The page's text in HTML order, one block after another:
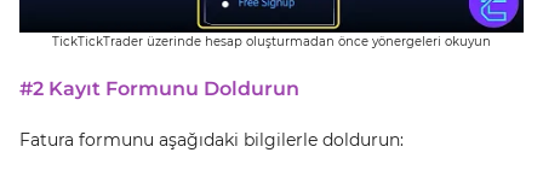
TickTickTrader üzerinde hesap oluşturmadan önce yönergeleri okuyun
#2 Kayıt Formunu Doldurun
Fatura formunu aşağıdaki bilgilerle doldurun: